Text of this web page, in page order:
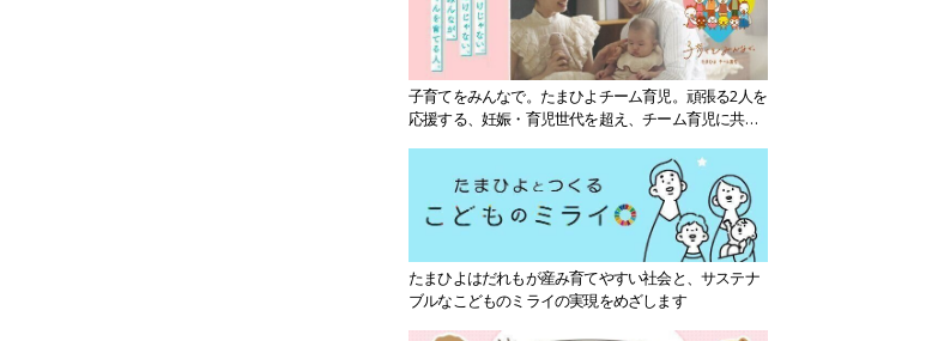
子育てをみんなで。たまひよチーム育児。頑張る2人を
応援する、妊娠・育児世代を超え、チーム育児に共感
たまひよはだれもが産み育てやすい社会と、サステナ
ブルなこどものミライの実現をめざします